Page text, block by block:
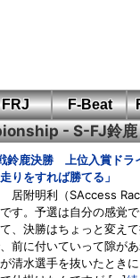
FRJ F-Beat
- S-FJ鈴
鈴鹿決勝 上位入賞ドラ
りをすれば勝てる」
居附明利（SAccess
す。予選は自分の感覚
、決勝はちょっと変え
前に付いていって隙が
清水選手を抜いたとき